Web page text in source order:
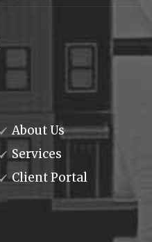
About Us
Services
Client Portal